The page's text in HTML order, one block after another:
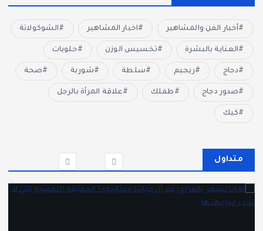
أخبار الفن والمشاهير اخبار المشاهير الشوكولاتة
العناية بالبشرة تخسيس الوزن حلويات
دجاج ريجيم سلطة شوربة صحة
صدور دجاج طفلك علاقة المرأة بالرجل
كيك
متداول